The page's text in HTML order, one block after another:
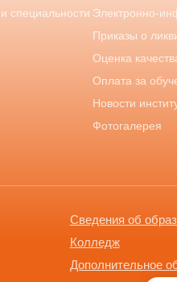
специальности Электронно-
Приказы о
Оценка
Оплата за
Новости
Фотогалерея
Сведения об
Колледж
Дополнительное